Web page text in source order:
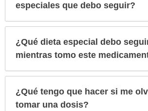
especiales que debo seguir?
¿Qué dieta especial debo
mientras tomo este
¿Qué tengo que hacer si me
tomar una dosis?